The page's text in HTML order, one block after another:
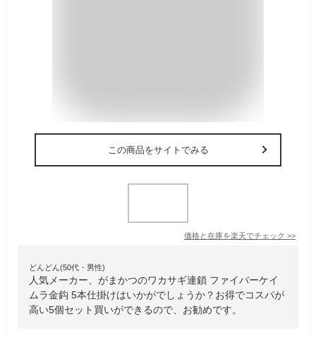
この商品をサイトでみる
価格と在庫を楽天でチェック >>
どんどん(50代・男性)
人気メーカー、がまかつのワカサギ連鎖 ファイバーケイ
ムラ金鈎 5本仕掛けはいかがでしょうか？お得でコスパが
高い5個セット買いができるので、お勧めです。